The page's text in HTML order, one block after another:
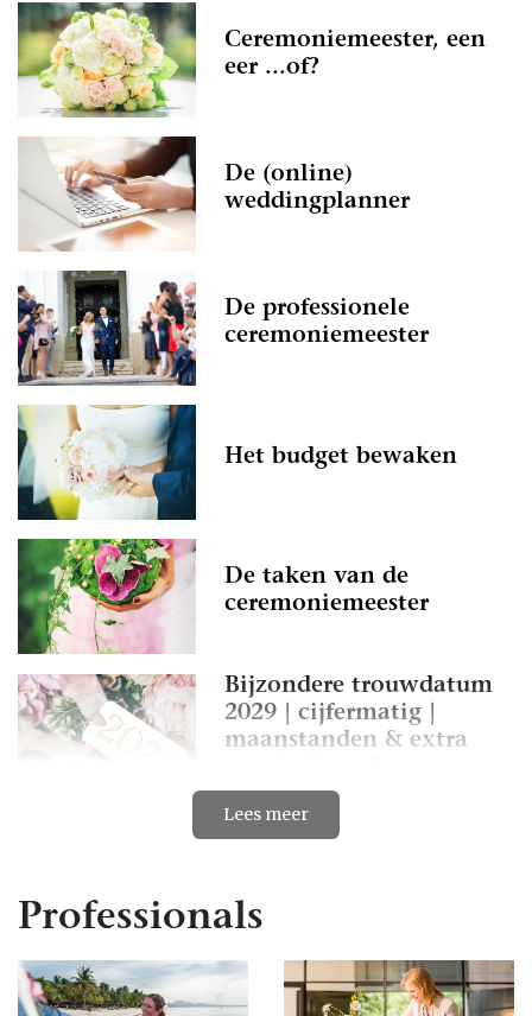
Professionals
Ceremoniemeester, een
eer ...of?
De (online)
weddingplanner
De professionele
ceremoniemeester
Het budget bewaken
De taken van de
ceremoniemeester
Bijzondere trouwdatum
2029 | cijfermatig |
maanstanden & extra
Wat doet een
weddingplanner? De
Lees meer